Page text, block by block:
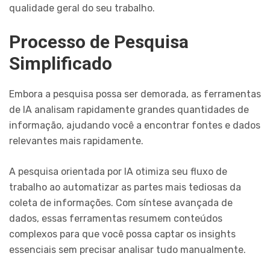
qualidade geral do seu trabalho.
Processo de Pesquisa
Simplificado
Embora a pesquisa possa ser demorada, as ferramentas
de IA analisam rapidamente grandes quantidades de
informação, ajudando você a encontrar fontes e dados
relevantes mais rapidamente.
A pesquisa orientada por IA otimiza seu fluxo de
trabalho ao automatizar as partes mais tediosas da
coleta de informações. Com síntese avançada de
dados, essas ferramentas resumem conteúdos
complexos para que você possa captar os insights
essenciais sem precisar analisar tudo manualmente.